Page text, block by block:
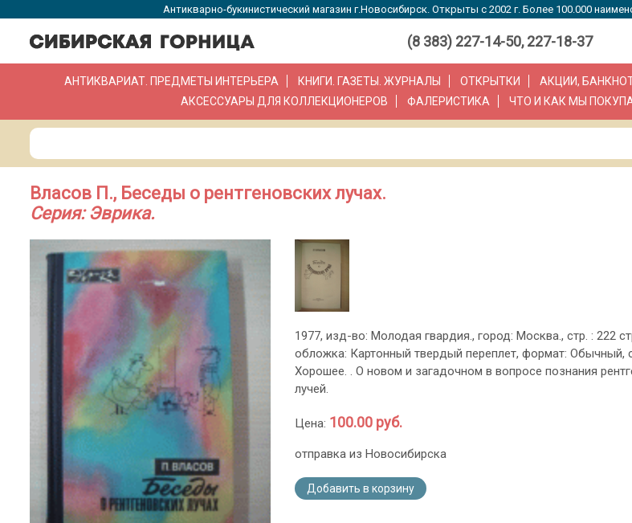
Антикварно-букинистический магазин г.Новосибирск. Открыты с 2002 г. Более 100.000
(8 383) 227-14-50, 227-18-37
АНТИКВАРИАТ. ПРЕДМЕТЫ ИНТЕРЬЕРА КНИГИ. ГАЗЕТЫ. ЖУРНАЛЫ ОТКРЫТКИ АКЦИИ,
АКСЕССУАРЫ ДЛЯ КОЛЛЕКЦИОНЕРОВ
ФАЛЕРИСТИКА ЧТО И КАК МЫ
Власов П., Беседы о рентгеновских лучах.
Серия: Эврика.
1977, изд-во: Молодая гвардия., город: Москва., стр. : 222
обложка: Картонный твердый переплет, формат: Обычный,
Хорошее. . О новом и загадочном в вопросе познания
лучей.
Цена: 100.00 руб.
отправка из Новосибирска
Добавить в корзину